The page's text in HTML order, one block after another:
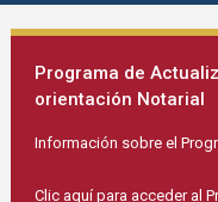
Programa de
orientación Notarial
Información sobre el
Clic aquí para acceder al